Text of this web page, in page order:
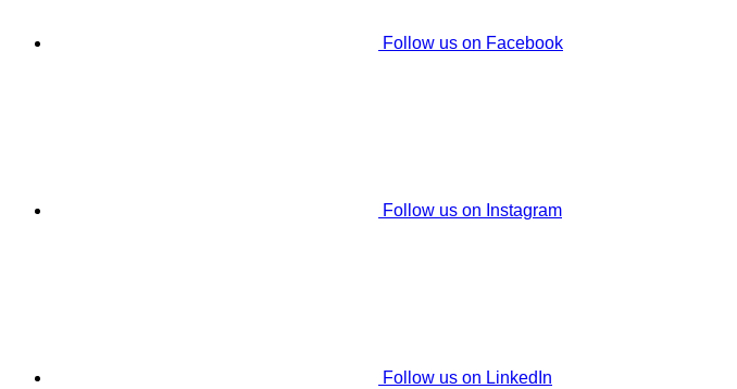
Follow us on Facebook
Follow us on Instagram
Follow us on LinkedIn